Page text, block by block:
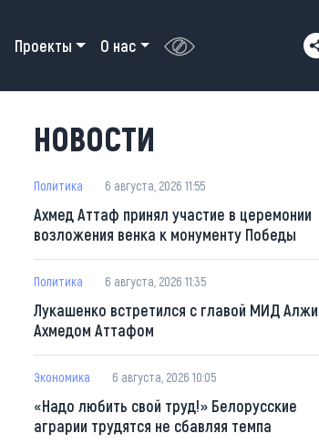
Проекты О нас
НОВОСТИ
Политика 6 августа, 2026 11:55
Ахмед Аттаф принял участие в церемонии
возложения венка к монументу Победы
Политика 6 августа, 2026 11:35
Лукашенко встретился с главой МИД
Ахмедом Аттафом
Экономика 6 августа, 2026 10:05
«Надо любить свой труд!» Белорусские
аграрии трудятся не сбавляя темпа